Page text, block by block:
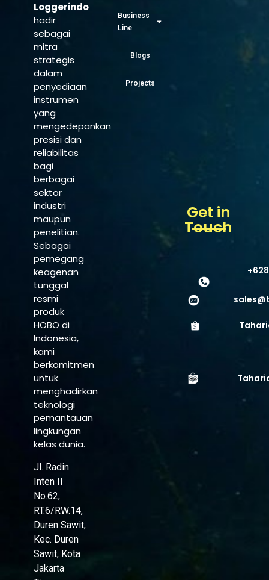
Loggerindo
hadir
sebagai
mitra
strategis
dalam
penyediaan
instrumen
yang
mengedepankan
presisi dan
reliabilitas
bagi
berbagai
sektor
industri
maupun
penelitian.
Sebagai
pemegang
keagenan
tunggal
resmi
produk
HOBO di
Indonesia,
kami
berkomitmen
untuk
menghadirkan
teknologi
pemantauan
lingkungan
kelas dunia.
Jl. Radin
Inten II
No.62,
RT.6/RW.14,
Duren Sawit,
Kec. Duren
Sawit, Kota
Jakarta
Business
Line
Blogs
Projects
Get in
Touch